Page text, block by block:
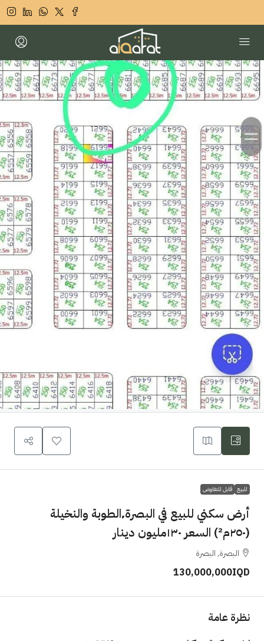
للبيع قابل للتفاوض
أرض سكني للبيع في البصرة٬الطوبة والنخيلة
(٢٥٠م²) السعر ١٣٠مليون دينار
البصرة, البصرة
130,000,000IQD
نظرة عامة